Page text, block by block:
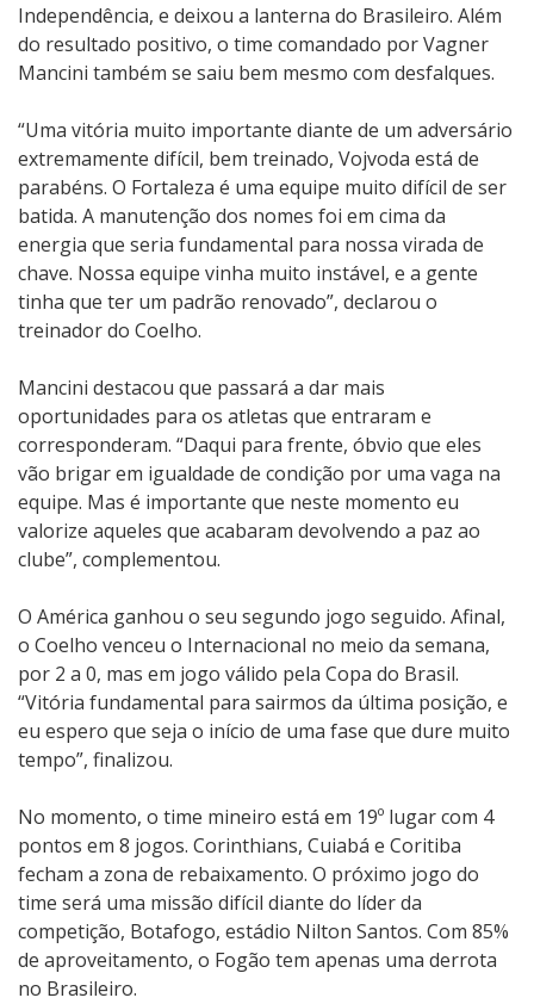
Independência, e deixou a lanterna do Brasileiro. Além
do resultado positivo, o time comandado por Vagner
Mancini também se saiu bem mesmo com desfalques.
“Uma vitória muito importante diante de um adversário
extremamente difícil, bem treinado, Vojvoda está de
parabéns. O Fortaleza é uma equipe muito difícil de ser
batida. A manutenção dos nomes foi em cima da
energia que seria fundamental para nossa virada de
chave. Nossa equipe vinha muito instável, e a gente
tinha que ter um padrão renovado”, declarou o
treinador do Coelho.
Mancini destacou que passará a dar mais
oportunidades para os atletas que entraram e
corresponderam. “Daqui para frente, óbvio que eles
vão brigar em igualdade de condição por uma vaga na
equipe. Mas é importante que neste momento eu
valorize aqueles que acabaram devolvendo a paz ao
clube”, complementou.
O América ganhou o seu segundo jogo seguido. Afinal,
o Coelho venceu o Internacional no meio da semana,
por 2 a 0, mas em jogo válido pela Copa do Brasil.
“Vitória fundamental para sairmos da última posição, e
eu espero que seja o início de uma fase que dure muito
tempo”, finalizou.
No momento, o time mineiro está em 19º lugar com 4
pontos em 8 jogos. Corinthians, Cuiabá e Coritiba
fecham a zona de rebaixamento. O próximo jogo do
time será uma missão difícil diante do líder da
competição, Botafogo, estádio Nilton Santos. Com 85%
de aproveitamento, o Fogão tem apenas uma derrota
no Brasileiro.